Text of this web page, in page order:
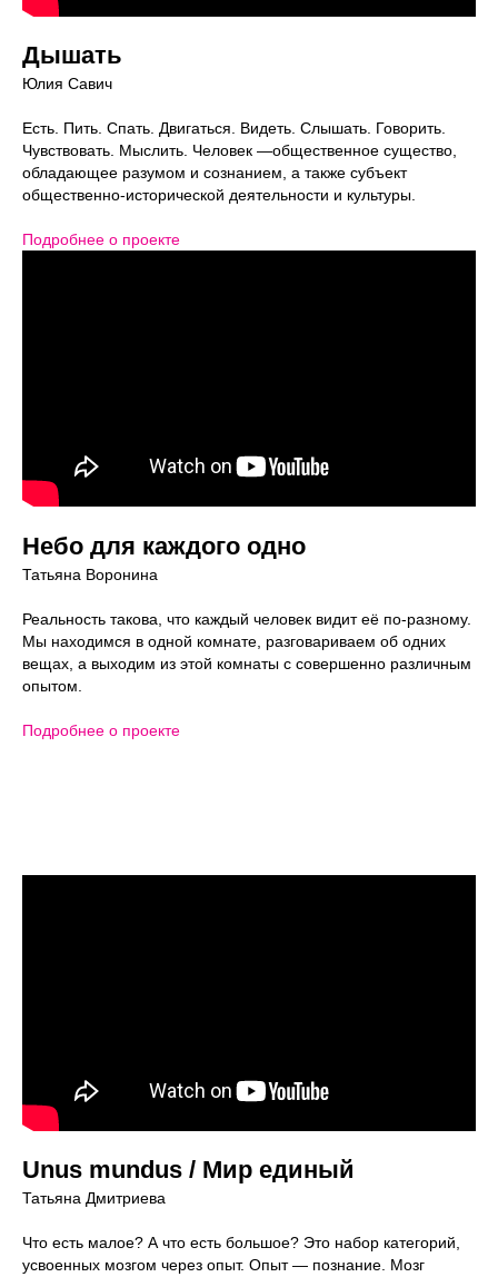
Дышать
Юлия Савич
Есть. Пить. Спать. Двигаться. Видеть. Слышать. Говорить.
Чувствовать. Мыслить. Человек —общественное существо,
обладающее разумом и сознанием, а также субъект
общественно-исторической деятельности и культуры.
Подробнее о проекте
Небо для каждого одно
Татьяна Воронина
Реальность такова, что каждый человек видит её по-разному.
Мы находимся в одной комнате, разговариваем об одних
вещах, а выходим из этой комнаты с совершенно различным
опытом.
Подробнее о проекте
Unus mundus / Мир единый
Татьяна Дмитриева
Что есть малое? А что есть большое? Это набор категорий,
усвоенных мозгом через опыт. Опыт — познание. Мозг